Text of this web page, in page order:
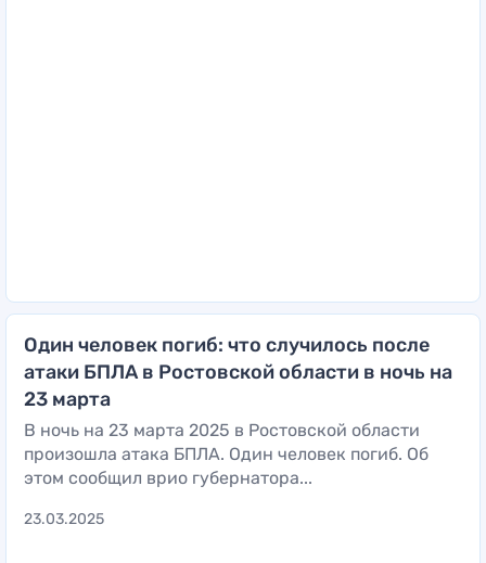
Один человек погиб: что случилось после
атаки БПЛА в Ростовской области в ночь на
23 марта
В ночь на 23 марта 2025 в Ростовской области
произошла атака БПЛА. Один человек погиб. Об
этом сообщил врио губернатора...
23.03.2025